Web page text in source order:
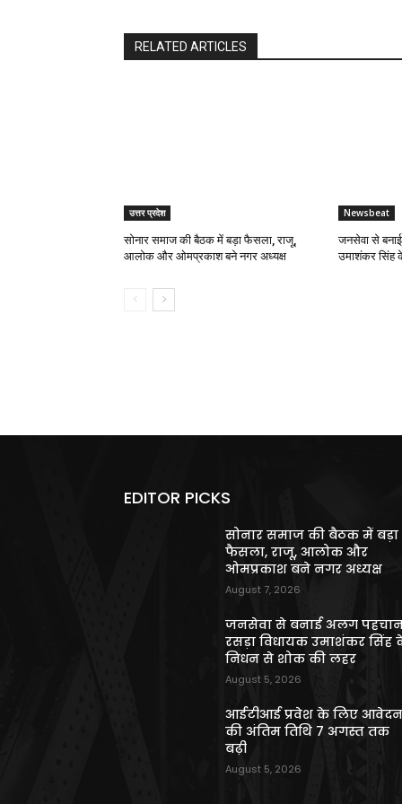
RELATED ARTICLES
उत्तर प्रदेश
सोनार समाज की बैठक में बड़ा फैसला, राजू,
आलोक और ओमप्रकाश बने नगर अध्यक्ष
Newsbeat
जनसेवा से
उमाशंकर सिंह
EDITOR PICKS
सोनार समाज की बैठक में बड़ा
फैसला, राजू, आलोक और
ओमप्रकाश बने नगर अध्यक्ष
August 7, 2026
जनसेवा से बनाई अलग
रसड़ा विधायक उमाशंकर सिंह
निधन से शोक की लहर
August 5, 2026
आईटीआई प्रवेश के लिए आवेदन
की अंतिम तिथि 7 अगस्त तक
बढ़ी
August 5, 2026